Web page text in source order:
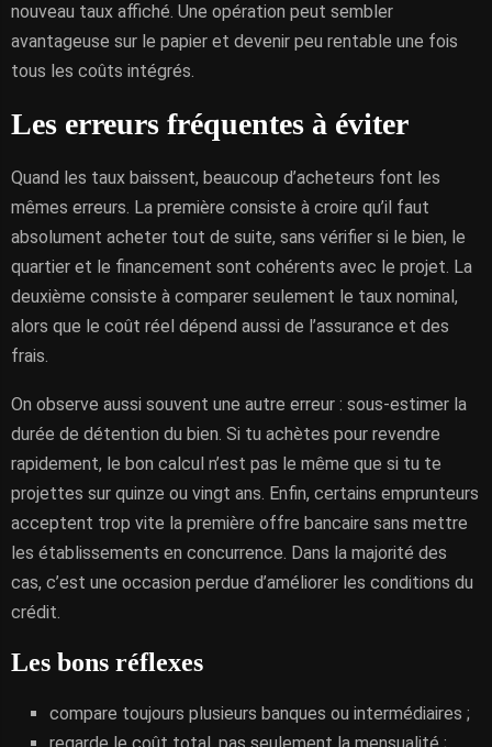
nouveau taux affiché. Une opération peut sembler
avantageuse sur le papier et devenir peu rentable une fois
tous les coûts intégrés.
Les erreurs fréquentes à éviter
Quand les taux baissent, beaucoup d’acheteurs font les
mêmes erreurs. La première consiste à croire qu’il faut
absolument acheter tout de suite, sans vérifier si le bien, le
quartier et le financement sont cohérents avec le projet. La
deuxième consiste à comparer seulement le taux nominal,
alors que le coût réel dépend aussi de l’assurance et des
frais.
On observe aussi souvent une autre erreur : sous-estimer la
durée de détention du bien. Si tu achètes pour revendre
rapidement, le bon calcul n’est pas le même que si tu te
projettes sur quinze ou vingt ans. Enfin, certains emprunteurs
acceptent trop vite la première offre bancaire sans mettre
les établissements en concurrence. Dans la majorité des
cas, c’est une occasion perdue d’améliorer les conditions du
crédit.
Les bons réflexes
compare toujours plusieurs banques ou intermédiaires ;